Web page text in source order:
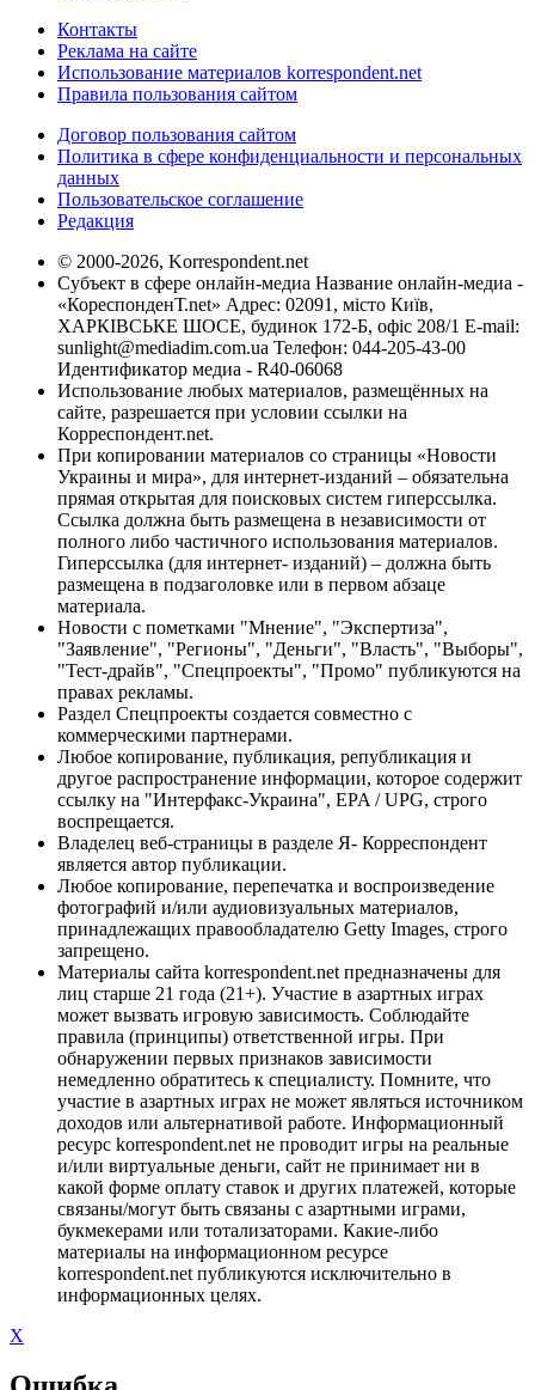
Контакты
Реклама на сайте
Использование материалов korrespondent.net
Правила пользования сайтом
Договор пользования сайтом
Политика в сфере конфиденциальности и персональных
данных
Пользовательское соглашение
Редакция
© 2000-2026, Korrespondent.net
Субъект в сфере онлайн-медиа Название онлайн-медиа -
«КореспонденТ.net» Адрес: 02091, місто Київ,
ХАРКІВСЬКЕ ШОСЕ, будинок 172-Б, офіс 208/1 E-mail:
sunlight@mediadim.com.ua Телефон: 044-205-43-00
Идентификатор медиа - R40-06068
Использование любых материалов, размещённых на
сайте, разрешается при условии ссылки на
Корреспондент.net.
При копировании материалов со страницы «Новости
Украины и мира», для интернет-изданий – обязательна
прямая открытая для поисковых систем гиперссылка.
Ссылка должна быть размещена в независимости от
полного либо частичного использования материалов.
Гиперссылка (для интернет- изданий) – должна быть
размещена в подзаголовке или в первом абзаце
материала.
Новости с пометками "Мнение", "Экспертиза",
"Заявление", "Регионы", "Деньги", "Власть", "Выборы",
"Тест-драйв", "Спецпроекты", "Промо" публикуются на
правах рекламы.
Раздел Спецпроекты создается совместно с
коммерческими партнерами.
Любое копирование, публикация, републикация и
другое распространение информации, которое содержит
ссылку на "Интерфакс-Украина", EPA / UPG, строго
воспрещается.
Владелец веб-страницы в разделе Я- Корреспондент
является автор публикации.
Любое копирование, перепечатка и воспроизведение
фотографий и/или аудиовизуальных материалов,
принадлежащих правообладателю Getty Images, строго
запрещено.
Материалы сайта korrespondent.net предназначены для
лиц старше 21 года (21+). Участие в азартных играх
может вызвать игровую зависимость. Соблюдайте
правила (принципы) ответственной игры. При
обнаружении первых признаков зависимости
немедленно обратитесь к специалисту. Помните, что
участие в азартных играх не может являться источником
доходов или альтернативой работе. Информационный
ресурс korrespondent.net не проводит игры на реальные
и/или виртуальные деньги, сайт не принимает ни в
какой форме оплату ставок и других платежей, которые
связаны/могут быть связаны с азартными играми,
букмекерами или тотализаторами. Какие-либо
материалы на информационном ресурсе
korrespondent.net публикуются исключительно в
информационных целях.
X